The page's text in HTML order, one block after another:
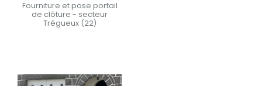
Fourniture et pose portail
de clôture - secteur
Trégueux (22)